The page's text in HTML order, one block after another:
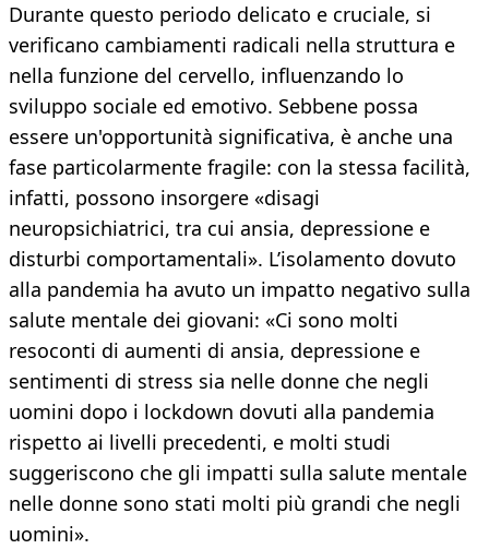
Durante questo periodo delicato e cruciale, si
verificano cambiamenti radicali nella struttura e
nella funzione del cervello, influenzando lo
sviluppo sociale ed emotivo. Sebbene possa
essere un'opportunità significativa, è anche una
fase particolarmente fragile: con la stessa facilità,
infatti, possono insorgere «disagi
neuropsichiatrici, tra cui ansia, depressione e
disturbi comportamentali». L’isolamento dovuto
alla pandemia ha avuto un impatto negativo sulla
salute mentale dei giovani: «Ci sono molti
resoconti di aumenti di ansia, depressione e
sentimenti di stress sia nelle donne che negli
uomini dopo i lockdown dovuti alla pandemia
rispetto ai livelli precedenti, e molti studi
suggeriscono che gli impatti sulla salute mentale
nelle donne sono stati molti più grandi che negli
uomini».